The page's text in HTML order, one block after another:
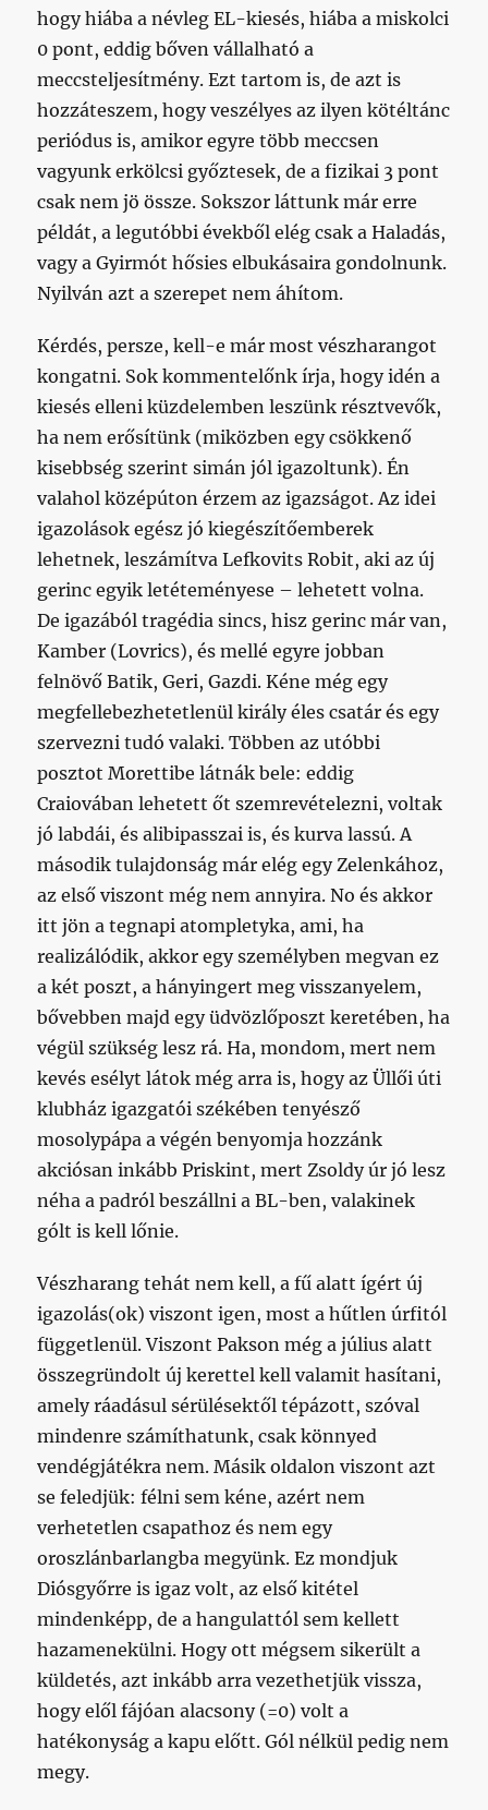
hogy hiába a névleg EL-kiesés, hiába a miskolci
0 pont, eddig bőven vállalható a
meccsteljesítmény. Ezt tartom is, de azt is
hozzáteszem, hogy veszélyes az ilyen kötéltánc
periódus is, amikor egyre több meccsen
vagyunk erkölcsi győztesek, de a fizikai 3 pont
csak nem jö össze. Sokszor láttunk már erre
példát, a legutóbbi évekből elég csak a Haladás,
vagy a Gyirmót hősies elbukásaira gondolnunk.
Nyilván azt a szerepet nem áhítom.
Kérdés, persze, kell-e már most vészharangot
kongatni. Sok kommentelőnk írja, hogy idén a
kiesés elleni küzdelemben leszünk résztvevők,
ha nem erősítünk (miközben egy csökkenő
kisebbség szerint simán jól igazoltunk). Én
valahol középúton érzem az igazságot. Az idei
igazolások egész jó kiegészítőemberek
lehetnek, leszámítva Lefkovits Robit, aki az új
gerinc egyik letéteményese – lehetett volna.
De igazából tragédia sincs, hisz gerinc már van,
Kamber (Lovrics), és mellé egyre jobban
felnövő Batik, Geri, Gazdi. Kéne még egy
megfellebezhetetlenül király éles csatár és egy
szervezni tudó valaki. Többen az utóbbi
posztot Morettibe látnák bele: eddig
Craiovában lehetett őt szemrevételezni, voltak
jó labdái, és alibipasszai is, és kurva lassú. A
második tulajdonság már elég egy Zelenkához,
az első viszont még nem annyira. No és akkor
itt jön a tegnapi atompletyka, ami, ha
realizálódik, akkor egy személyben megvan ez
a két poszt, a hányingert meg visszanyelem,
bővebben majd egy üdvözlőposzt keretében, ha
végül szükség lesz rá. Ha, mondom, mert nem
kevés esélyt látok még arra is, hogy az Üllői úti
klubház igazgatói székében tenyésző
mosolypápa a végén benyomja hozzánk
akciósan inkább Priskint, mert Zsoldy úr jó lesz
néha a padról beszállni a BL-ben, valakinek
gólt is kell lőnie.
Vészharang tehát nem kell, a fű alatt ígért új
igazolás(ok) viszont igen, most a hűtlen úrfitól
függetlenül. Viszont Pakson még a július alatt
összegründolt új kerettel kell valamit hasítani,
amely ráadásul sérülésektől tépázott, szóval
mindenre számíthatunk, csak könnyed
vendégjátékra nem. Másik oldalon viszont azt
se feledjük: félni sem kéne, azért nem
verhetetlen csapathoz és nem egy
oroszlánbarlangba megyünk. Ez mondjuk
Diósgyőrre is igaz volt, az első kitétel
mindenképp, de a hangulattól sem kellett
hazamenekülni. Hogy ott mégsem sikerült a
küldetés, azt inkább arra vezethetjük vissza,
hogy elől fájóan alacsony (=0) volt a
hatékonyság a kapu előtt. Gól nélkül pedig nem
megy.